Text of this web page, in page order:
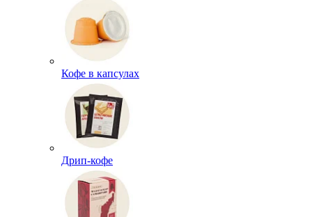
Кофе в капсулах
Дрип-кофе